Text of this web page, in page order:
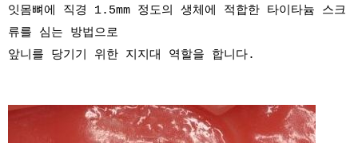
잇몸뼈에 직경 1.5mm 정도의 생체에 적합한 타이타늄 스크
류를 심는 방법으로
앞니를 당기기 위한 지지대 역할을 합니다.